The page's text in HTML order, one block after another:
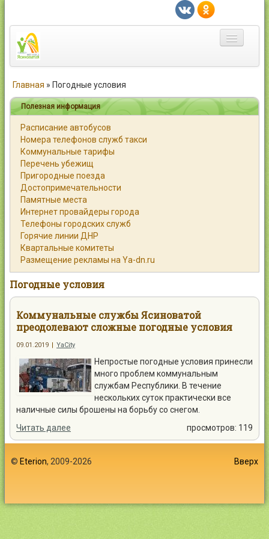
Город
Статьи
Каталог
Справочник
Работа
Объявления
Помощь
Контакты
Главная » Погодные условия
Полезная информация
Расписание автобусов
Номера телефонов служб такси
Коммунальные тарифы
Перечень убежищ
Пригородные поезда
Достопримечательности
Памятные места
Интернет провайдеры города
Телефоны городских служб
Горячие линии ДНР
Квартальные комитеты
Размещение рекламы на Ya-dn.ru
Погодные условия
Коммунальные службы Ясиноватой
преодолевают сложные погодные условия
09.01.2019 | YaCity
Непростые погодные условия принесли
много проблем коммунальным
службам Республики. В течение
нескольких суток практически все
наличные силы брошены на борьбу со снегом.
Читать далее
просмотров: 119
© Eterion, 2009-2026 Вверх